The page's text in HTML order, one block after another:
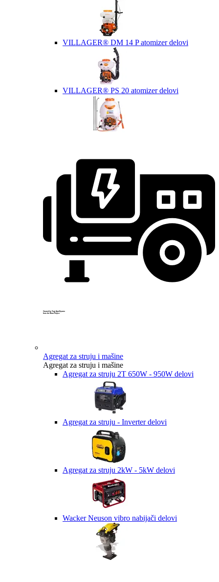
VILLAGER® DM 14 P atomizer delovi
VILLAGER® PS 20 atomizer delovi
Created by Yogi Aprelliyanto
from the Noun Project
Agregat za struju i mašine
Agregat za struju i mašine
Agregat za struju 2T 650W - 950W delovi
Agregat za struju - Inverter delovi
Agregat za struju 2kW - 5kW delovi
Wacker Neuson vibro nabijači delovi